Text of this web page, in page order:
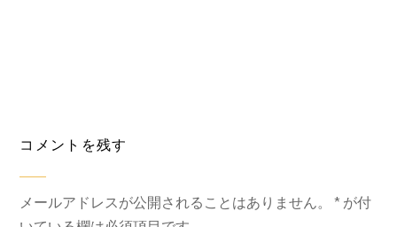
コメントを残す
メールアドレスが公開されることはありません。 * が付